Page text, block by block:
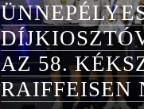
AZ 58.
RAIFFEISEN